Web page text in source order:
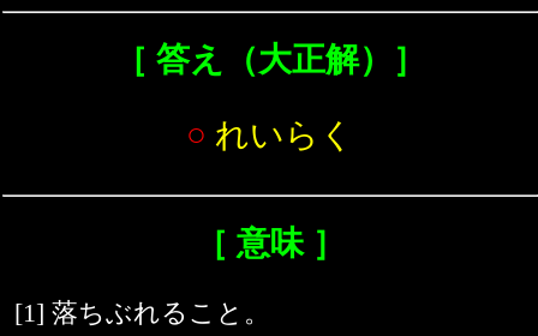
［ 答え（大正解）］
○ れいらく
［ 意味 ］
[1] 落ちぶれること。